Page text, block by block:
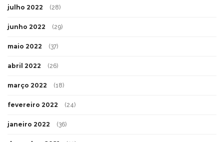
julho 2022 (28)
junho 2022 (29)
maio 2022 (37)
abril 2022 (26)
março 2022 (18)
fevereiro 2022 (24)
janeiro 2022 (36)